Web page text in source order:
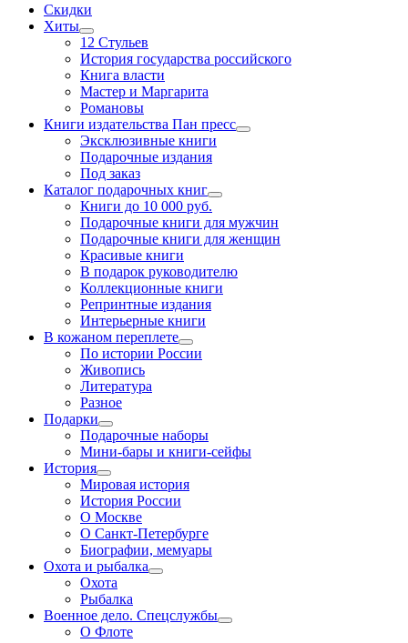
Скидки
Хиты
12 Стульев
История государства российского
Книга власти
Мастер и Маргарита
Романовы
Книги издательства Пан пресс
Эксклюзивные книги
Подарочные издания
Под заказ
Каталог подарочных книг
Книги до 10 000 руб.
Подарочные книги для мужчин
Подарочные книги для женщин
Красивые книги
В подарок руководителю
Коллекционные книги
Репринтные издания
Интерьерные книги
В кожаном переплете
По истории России
Живопись
Литература
Разное
Подарки
Подарочные наборы
Мини-бары и книги-сейфы
История
Мировая история
История России
О Москве
О Санкт-Петербурге
Биографии, мемуары
Охота и рыбалка
Охота
Рыбалка
Военное дело. Спецслужбы
О Флоте